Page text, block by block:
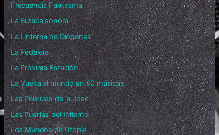
Frecuencia Fantasma
La Butaca sonora
La Linterna de Diógenes
La Pedalera
La Próxima Estación
La Vuelta al mundo en 80 músicas
Las Películas de la Jose
Las Puertas del Infierno
Los Mundos de Utopía